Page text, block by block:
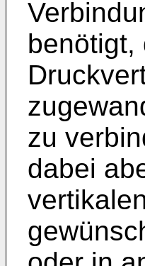
benötigt,
zu
dabei